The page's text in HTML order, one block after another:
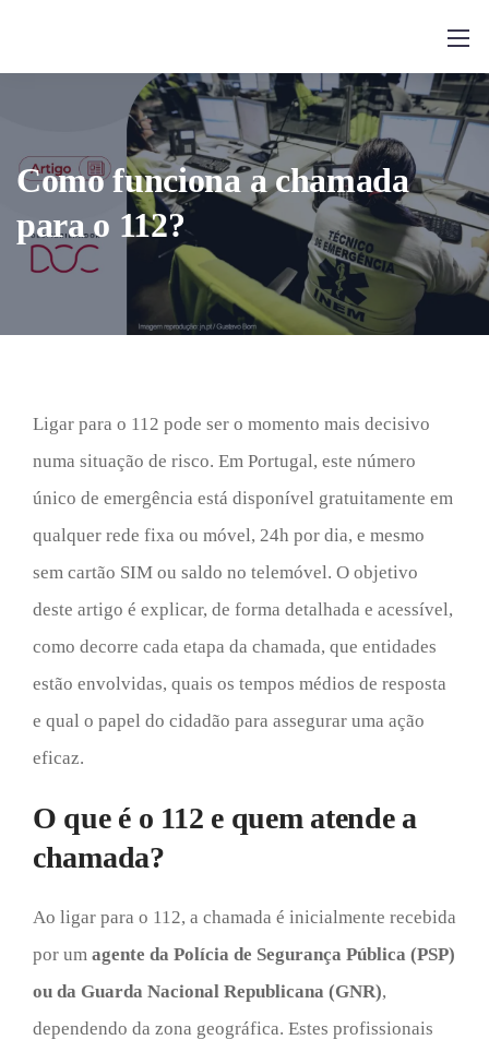
Como funciona a chamada
para o 112?
Ligar para o 112 pode ser o momento mais decisivo
numa situação de risco. Em Portugal, este número
único de emergência está disponível gratuitamente em
qualquer rede fixa ou móvel, 24h por dia, e mesmo
sem cartão SIM ou saldo no telemóvel. O objetivo
deste artigo é explicar, de forma detalhada e acessível,
como decorre cada etapa da chamada, que entidades
estão envolvidas, quais os tempos médios de resposta
e qual o papel do cidadão para assegurar uma ação
eficaz.
O que é o 112 e quem atende a
chamada?
Ao ligar para o 112, a chamada é inicialmente recebida
por um agente da Polícia de Segurança Pública (PSP)
ou da Guarda Nacional Republicana (GNR),
dependendo da zona geográfica. Estes profissionais